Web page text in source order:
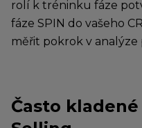
rolí k tréninku fáze
fáze SPIN do vašeho
měřit pokrok v analýze
Často